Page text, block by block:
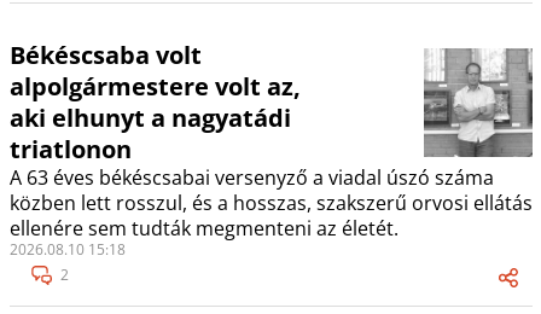
Békéscsaba volt
alpolgármestere volt az,
aki elhunyt a nagyatádi
triatlonon
A 63 éves békéscsabai versenyző a viadal úszó száma
közben lett rosszul, és a hosszas, szakszerű orvosi ellátás
ellenére sem tudták megmenteni az életét.
2026.08.10 15:18
2